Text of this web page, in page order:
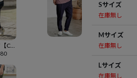
Sサイズ
在庫無し
Mサイズ
在庫無し
Lサイズ
在庫無し